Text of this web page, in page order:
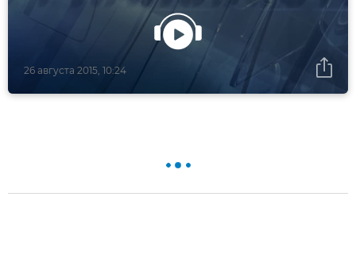
26 августа 2015, 10:24